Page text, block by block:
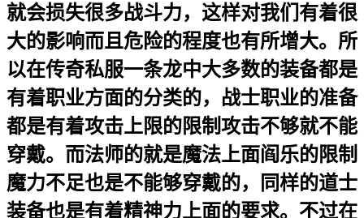
就会损失很多战斗力，这样对我们有着很
大的影响而且危险的程度也有所增大。所
以在传奇私服一条龙中大多数的装备都是
有着职业方面的分类的，战士职业的准备
都是有着攻击上限的限制攻击不够就不能
穿戴。而法师的就是魔法上面阎乐的限制
魔力不足也是不能够穿戴的，同样的道士
装备也是有着精神力上面的要求。不过在